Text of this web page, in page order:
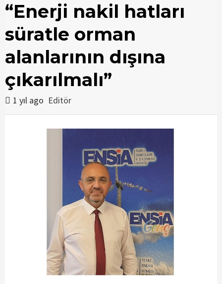
“Enerji nakil hatları
süratle orman
alanlarının dışına
çıkarılmalı”
1 yıl ago Editör